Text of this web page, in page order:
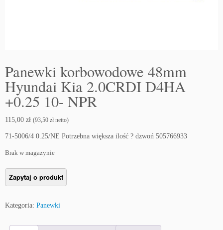
Panewki korbowodowe 48mm
Hyundai Kia 2.0CRDI D4HA
+0.25 10- NPR
115,00 zł (93,50 zł netto)
71-5006/4 0.25/NE Potrzebna większa ilość ? dzwoń 505766933
Brak w magazynie
Kategoria: Panewki